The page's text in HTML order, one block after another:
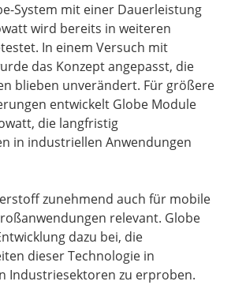
System mit einer Dauerleistung
wird bereits in weiteren
In einem Versuch mit
das Konzept angepasst, die
blieben unverändert. Für größere
entwickelt Globe Module
die langfristig
in industriellen Anwendungen
zunehmend auch für mobile
relevant. Globe
dazu bei, die
dieser Technologie in
Industriesektoren zu erproben.